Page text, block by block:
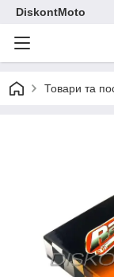
DiskontMoto
Товари та